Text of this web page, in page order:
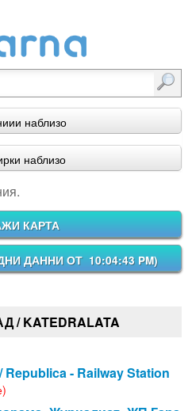
наблизо
наблизо
КАРТА
ДАННИ ОТ 10:04:43 PM)
KATEDRALATA
- Railway Station